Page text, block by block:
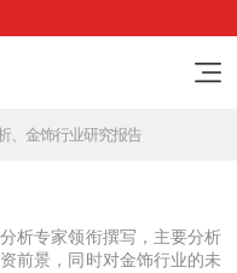
、金饰行业研究报告
析专家领衔撰写，主要分析
前景，同时对金饰行业的未